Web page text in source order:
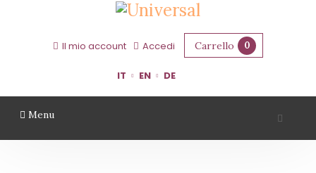
Il mio account Accedi Carrello 0
IT EN DE
Menu